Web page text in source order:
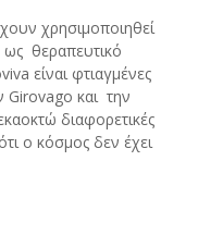
χρησιμοποιηθεί
ως θεραπευτικό
είναι φτιαγμένες
και την
διαφορετικές
ο κόσμος δεν έχει